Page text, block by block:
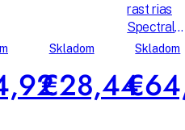
vrások
Skladom
€28,44
rast rias
Spectral
Lash
Skladom